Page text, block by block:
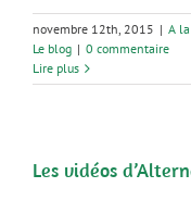
novembre 12th, 2015 | A
Le blog | 0 commentaire
Lire plus
Les vidéos